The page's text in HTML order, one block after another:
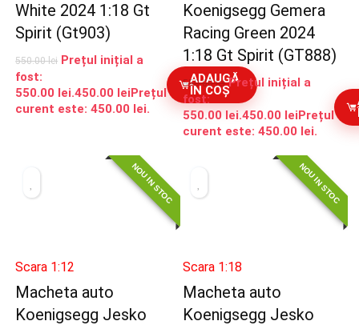
White 2024 1:18 Gt
Spirit (Gt903)
550.00lei Prețul inițial a
fost:
550.00 lei.450.00 leiPrețul
curent este: 450.00 lei.
ADAUGĂ
ÎN COȘ
Koenigsegg Gemera
Racing Green 2024
1:18 Gt Spirit (GT888)
550.00lei Prețul inițial a
fost:
550.00 lei.450.00 leiPrețul
curent este: 450.00 lei.
NOU IN STOC
Scara 1:12
Macheta auto
Koenigsegg Jesko
NOU IN STOC
Scara 1:18
Macheta auto
Koenigsegg Jesko